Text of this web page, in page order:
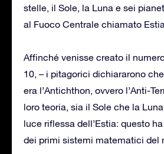
stelle, il Sole, la Luna e sei
al Fuoco Centrale chiamato
Affinché venisse creato il
10, – i pitagorici dichiararono
era l’Antichthon, ovvero l’Anti-
loro teoria, sia il Sole che la
luce riflessa dell’Estia: questo
dei primi sistemi matematici del